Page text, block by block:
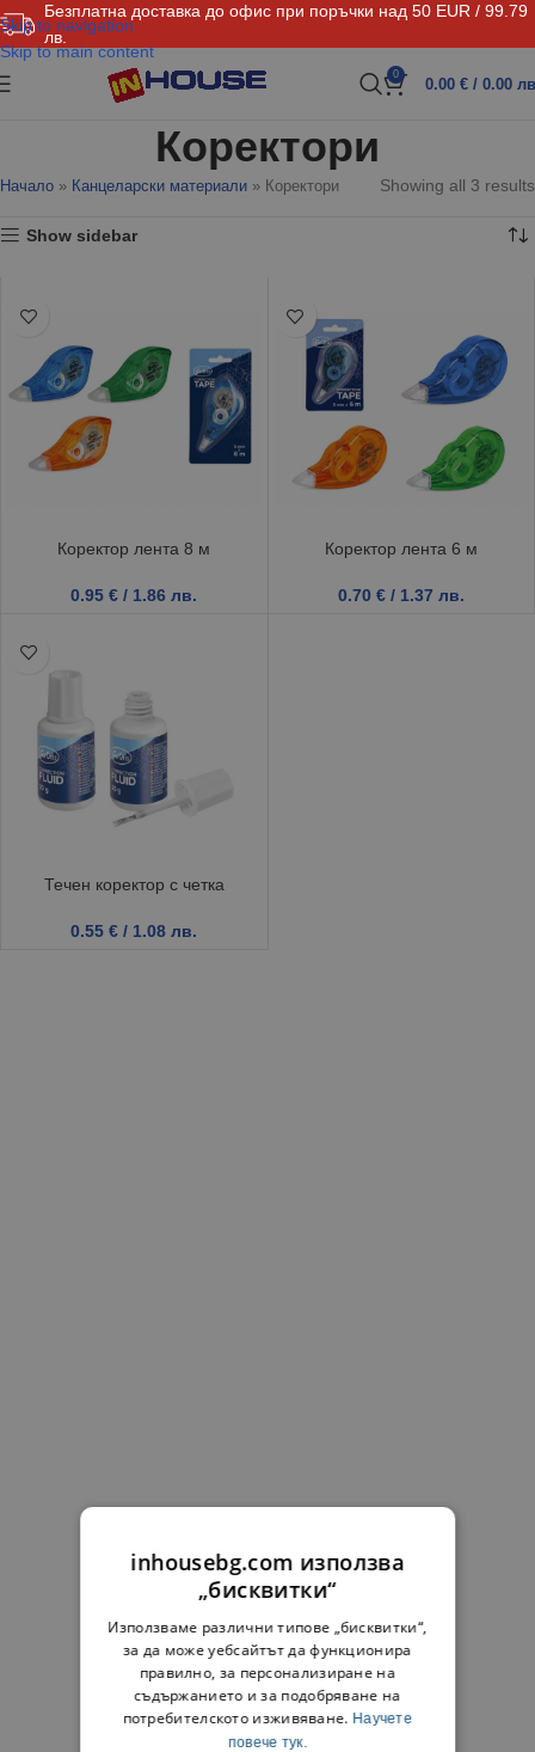
Безплатна доставка до офис при поръчки над 50 EUR / 99.79
лв.
Skip to navigation
Skip to main content
0
0.00 € / 0.00
Коректори
Начало » Канцеларски материали » Коректори Showing all 3 results
Show sidebar
Коректор лента 8 м
0.95€ / 1.86 лв.
Коректор лента 6 м
0.70 € / 1.37 лв.
Течен коректор с четка
0.55€ / 1.08 лв.
inhousebg.com използва
„бисквитки“
Използваме различни типове „бисквитки“,
за да може уебсайтът да функционира
правилно, за персонализиране на
съдържанието и за подобряване на
потребителското изживяване. Научете
повече тук.